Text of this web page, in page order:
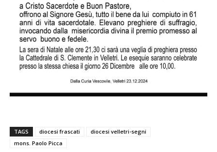
TAGS diocesi frascati
diocesi velletri-segni
mons. Paolo Picca